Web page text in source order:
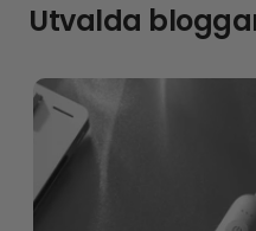
Utvalda